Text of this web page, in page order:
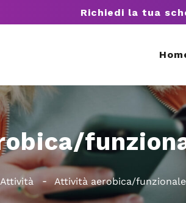
Richiedi la tua
Attività Attività aerobica/funzionale